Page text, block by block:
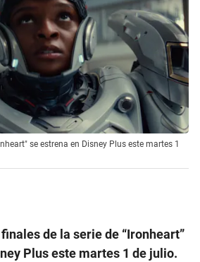
se estrena en Disney Plus este martes 1
de la serie de “Ironheart”
Plus este martes 1 de julio.